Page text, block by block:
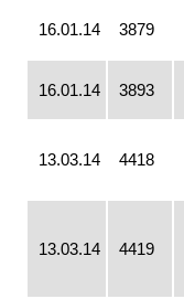
16.01.14 3879
16.01.14 3893
13.03.14 4418
13.03.14 4419